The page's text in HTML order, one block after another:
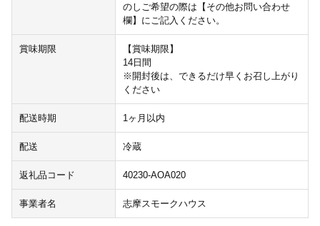
のしご希望の際は【その他お問い合わせ
欄】にご記入ください。
賞味期限
【賞味期限】
14日間
※開封後は、できるだけ早くお召し上がり
ください
配送時期 1ヶ月以内
配送 冷蔵
返礼品コード 40230-AOA020
事業者名 志摩スモークハウス